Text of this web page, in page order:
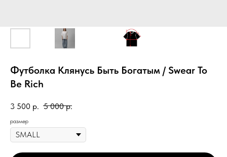
Футболка Клянусь Быть Богатым / Swear To
Be Rich
3 500 р. 5 000 р.
размер